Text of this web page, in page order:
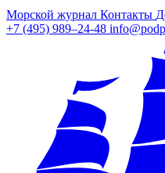
Морской журнал Контакты
+7 (495) 989–24-48